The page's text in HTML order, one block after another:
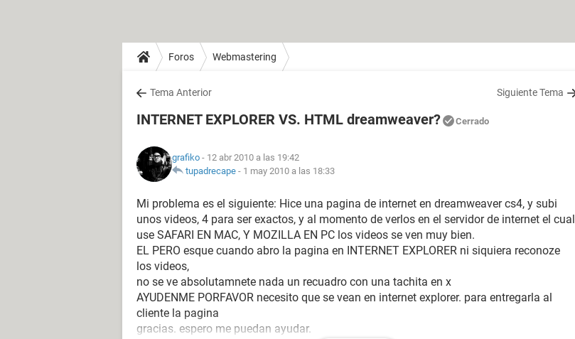
Foros Webmastering
Tema Anterior Siguiente Tema
INTERNET EXPLORER VS. HTML dreamweaver? Cerrado
grafiko - 12 abr 2010 a las 19:42
tupadrecape - 1 may 2010 a las 18:33
Mi problema es el siguiente: Hice una pagina de internet en dreamweaver cs4, y subi
unos videos, 4 para ser exactos, y al momento de verlos en el servidor de internet el cual
use SAFARI EN MAC, Y MOZILLA EN PC los videos se ven muy bien.
EL PERO esque cuando abro la pagina en INTERNET EXPLORER ni siquiera reconoze
los videos,
no se ve absolutamnete nada un recuadro con una tachita en x
AYUDENME PORFAVOR necesito que se vean en internet explorer. para entregarla al
cliente la pagina
gracias. espero me puedan ayudar.